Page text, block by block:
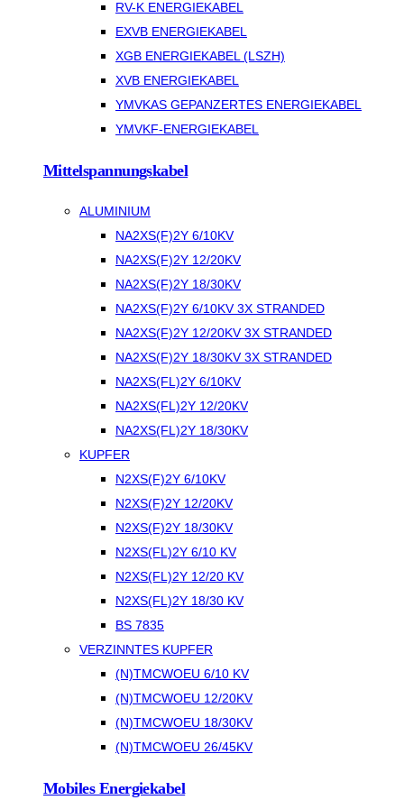
RV-K ENERGIEKABEL
EXVB ENERGIEKABEL
XGB ENERGIEKABEL (LSZH)
XVB ENERGIEKABEL
YMVKAS GEPANZERTES ENERGIEKABEL
YMVKF-ENERGIEKABEL
Mittelspannungskabel
ALUMINIUM
NA2XS(F)2Y 6/10KV
NA2XS(F)2Y 12/20KV
NA2XS(F)2Y 18/30KV
NA2XS(F)2Y 6/10KV 3X STRANDED
NA2XS(F)2Y 12/20KV 3X STRANDED
NA2XS(F)2Y 18/30KV 3X STRANDED
NA2XS(FL)2Y 6/10KV
NA2XS(FL)2Y 12/20KV
NA2XS(FL)2Y 18/30KV
KUPFER
N2XS(F)2Y 6/10KV
N2XS(F)2Y 12/20KV
N2XS(F)2Y 18/30KV
N2XS(FL)2Y 6/10 KV
N2XS(FL)2Y 12/20 KV
N2XS(FL)2Y 18/30 KV
BS 7835
VERZINNTES KUPFER
(N)TMCWOEU 6/10 KV
(N)TMCWOEU 12/20KV
(N)TMCWOEU 18/30KV
(N)TMCWOEU 26/45KV
Mobiles Energiekabel